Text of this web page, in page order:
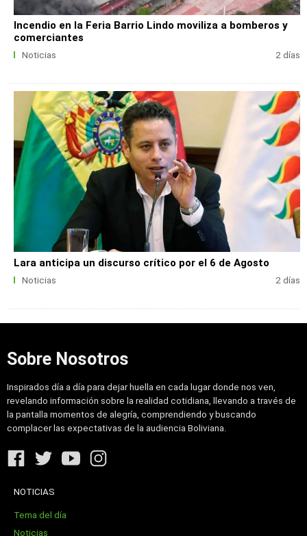
Incendio en la Feria Barrio Lindo moviliza a bomberos y
comerciantes
Noticias 2 días
Lara anticipa un discurso crítico por el 6 de Agosto
Noticias 2 días
Sobre Nosotros
Inspirados día a día para dejar huella en cada lugar donde nos ven,
revelando información sobre la realidad cotidiana, llevando a través de
la pantalla momentos de alegría, comprendiendo y buscando
complacer las expectativas de la audiencia Boliviana.
NOTICIAS
Tema del día
Noticias